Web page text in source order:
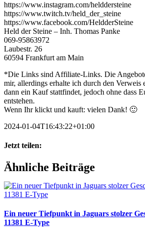
https://www.instagram.com/helddersteine
https://www.twitch.tv/held_der_steine
https://www.facebook.com/HeldderSteine
Held der Steine – Inh. Thomas Panke
069-95863972
Laubestr. 26
60594 Frankfurt am Main
*Die Links sind Affiliate-Links. Die
mir, allerdings erhalte ich durch den Verweis
dann ein Kauf stattfindet, jedoch ohne dass
entstehen.
Wenn Ihr klickt und kauft: vielen Dank! 🙂
2024-01-04T16:43:22+01:00
Jetzt teilen:
Facebook
X
WhatsApp
Pinterest
E-
Mail
Ähnliche Beiträge
Ein neuer Tiefpunkt in Jaguars stolzer
11381 E-Type